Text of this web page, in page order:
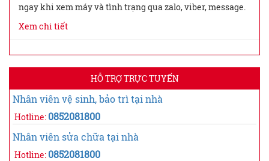
ngay khi xem máy và tình trạng qua zalo, viber, message.
Xem chi tiết
HỖ TRỢ TRỰC TUYẾN
Nhân viên vệ sinh, bảo trì tại nhà
Hotline: 0852081800
Nhân viên sửa chữa tại nhà
Hotline: 0852081800